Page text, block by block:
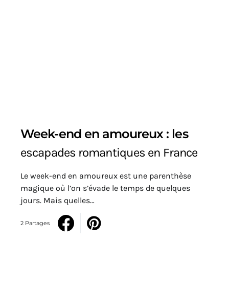
Week-end en amoureux : les
escapades romantiques en France
Le week-end en amoureux est une parenthèse
magique où l’on s’évade le temps de quelques
jours. Mais quelles…
2 Partages